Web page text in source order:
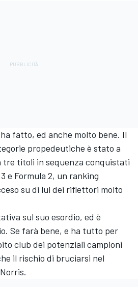
fatto, ed anche molto bene. Il
propedeutiche è stato a
titoli in sequenza conquistati
e Formula 2, un ranking
su di lui dei riflettori molto
sul suo esordio, ed è
Se farà bene, e ha tutto per
club dei potenziali campioni
il rischio di bruciarsi nel